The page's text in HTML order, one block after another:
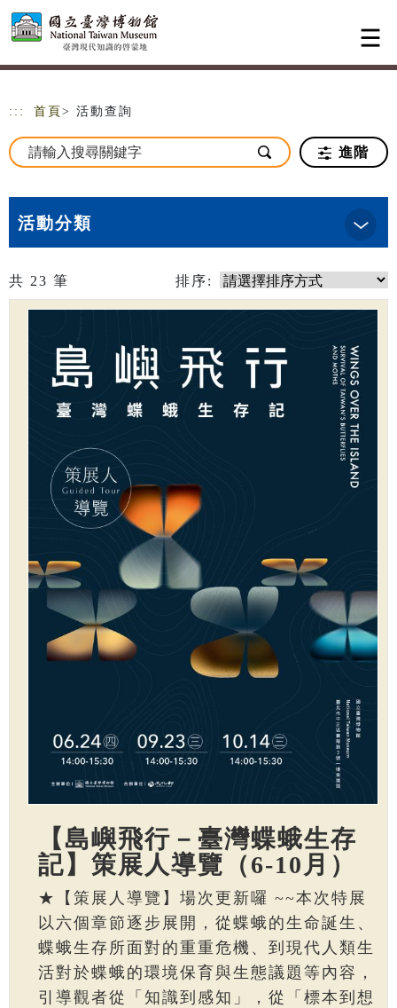
跳到主要內容
網站導覽
::: 首頁 > 活動查詢
進階
活動分類
共 23 筆 排序:
【島嶼飛行－臺灣蝶蛾生存
記】策展人導覽（6-10月）
★【策展人導覽】場次更新囉 ~~本次特展
以六個章節逐步展開，從蝶蛾的生命誕生、
蝶蛾生存所面對的重重危機、到現代人類生
活對於蝶蛾的環境保育與生態議題等內容，
引導觀者從「知識到感知」，從「標本到想